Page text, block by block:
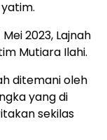
2023, Lajnah
Mutiara Ilahi.
ditemani oleh
yang di
sekilas